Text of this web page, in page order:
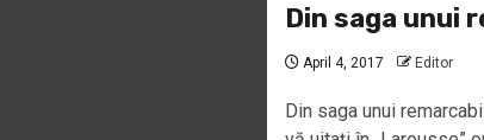
Din saga unui
April 4, 2017 Editor
Din saga unui